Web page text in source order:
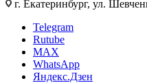
г. Екатеринбург, ул.
Telegram
Rutube
MAX
WhatsApp
Яндекс.Дзен